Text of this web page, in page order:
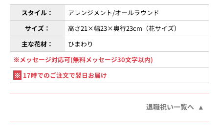
スタイル：
アレンジメント/オールラウンド
サイズ：
高さ21×幅23×奥行23cm（花サイズ）
主な花材：
ひまわり
※メッセージ対応可(無料メッセージ30文字以内)
※ 17時でのご注文で翌日お届け
退職祝い一覧へ